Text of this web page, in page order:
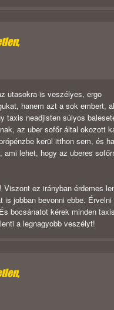
utasokra is veszélyes, ergo
hanem azt a sok embert,
taxis neadjisten súlyos
az uber sofőr által okozott
kerül itthon sem, és
lehet, hogy az uberes
ez irányban érdemes
jobban bevonni ebbe. Érvelni
bocsánatot kérek minden
a legnagyobb veszélyt!